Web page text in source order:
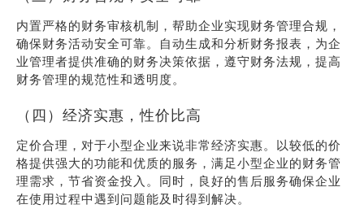
内置严格的财务审核机制，帮助企业实现财务管理合规，
确保财务活动安全可靠。自动生成和分析财务报表，为企
业管理者提供准确的财务决策依据，遵守财务法规，提高
财务管理的规范性和透明度。
（四）经济实惠，性价比高
定价合理，对于小型企业来说非常经济实惠。以较低的价
格提供强大的功能和优质的服务，满足小型企业的财务管
理需求，节省资金投入。同时，良好的售后服务确保企业
在使用过程中遇到问题能及时得到解决。